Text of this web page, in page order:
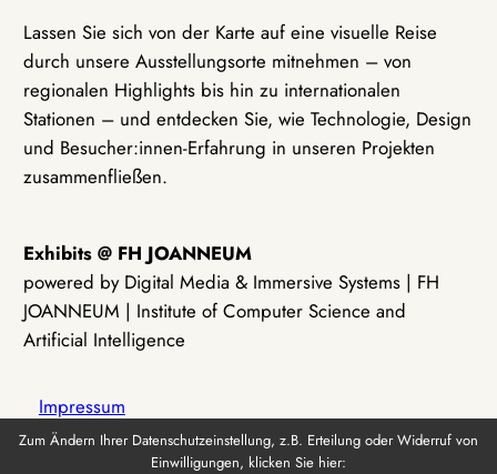
Lassen Sie sich von der Karte auf eine visuelle Reise
durch unsere Ausstellungsorte mitnehmen – von
regionalen Highlights bis hin zu internationalen
Stationen – und entdecken Sie, wie Technologie, Design
und Besucher:innen-Erfahrung in unseren Projekten
zusammenfließen.
Exhibits @ FH JOANNEUM
powered by Digital Media & Immersive Systems | FH
JOANNEUM | Institute of Computer Science and
Artificial Intelligence
Impressum
Zum Ändern Ihrer Datenschutzeinstellung, z.B. Erteilung oder Widerruf von
Einwilligungen, klicken Sie hier: